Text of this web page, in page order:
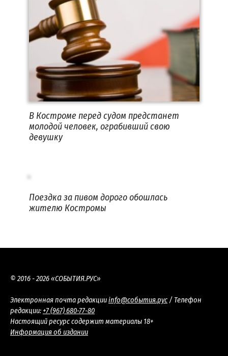
В Костроме перед судом предстанет
молодой человек, ограбивший свою
девушку
Поездка за пивом дорого обошлась
жителю Костромы
© 2016 - 2026 «СОБЫТИЯ.РУС»
Электронная почта редакцииinfo@события.рус/ Телефон
редакции: +7 (967) 680-77-80
Настоящий ресурс содержит материалы 18+
Информация об издании